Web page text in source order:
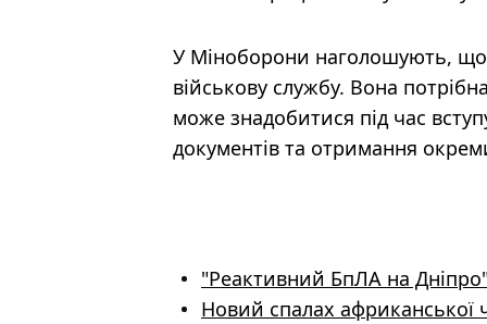
У Міноборони наголошують, що
військову службу. Вона
може знадобитися під час
документів та отримання
"Реактивний БпЛА на
Новий спалах